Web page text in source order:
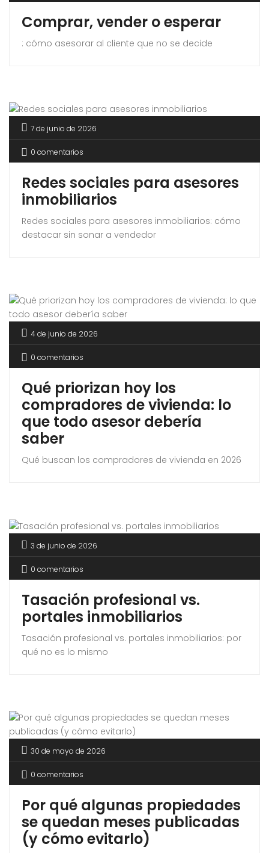
Comprar, vender o esperar
: cómo asesorar al cliente que no se decide
7 de junio de 2026
0 comentarios
Redes sociales para asesores
inmobiliarios
Redes sociales para asesores inmobiliarios: cómo
destacar sin sonar a vendedor
4 de junio de 2026
0 comentarios
Qué priorizan hoy los
compradores de vivienda: lo
que todo asesor debería
saber
Qué buscan los compradores de vivienda en 2026
3 de junio de 2026
0 comentarios
Tasación profesional vs.
portales inmobiliarios
Tasación profesional vs. portales inmobiliarios: por
qué no es lo mismo
30 de mayo de 2026
0 comentarios
Por qué algunas propiedades
se quedan meses publicadas
(y cómo evitarlo)